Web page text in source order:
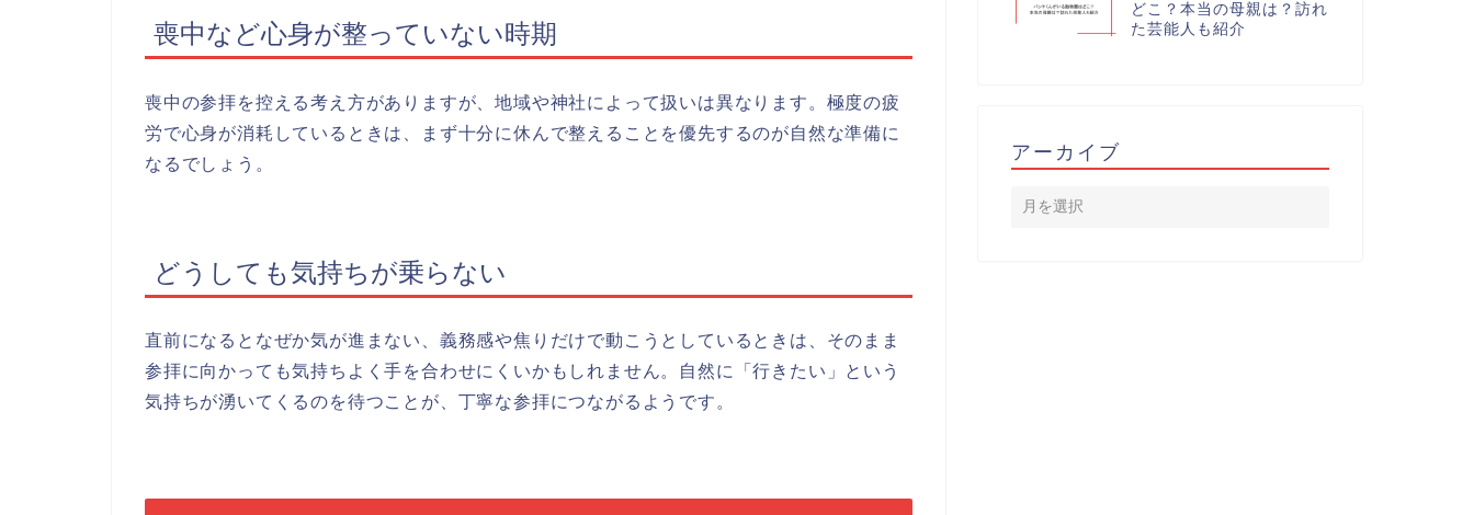
喪中など心身が整っていない時期
喪中の参拝を控える考え方がありますが、地域や神社によって扱いは異なります。極度の疲
労で心身が消耗しているときは、まず十分に休んで整えることを優先するのが自然な準備に
なるでしょう。
どうしても気持ちが乗らない
直前になるとなぜか気が進まない、義務感や焦りだけで動こうとしているときは、そのまま
参拝に向かっても気持ちよく手を合わせにくいかもしれません。自然に「行きたい」という
気持ちが湧いてくるのを待つことが、丁寧な参拝につながるようです。
どこ？本当の母親は？訪れ
た芸能人も紹介
アーカイブ